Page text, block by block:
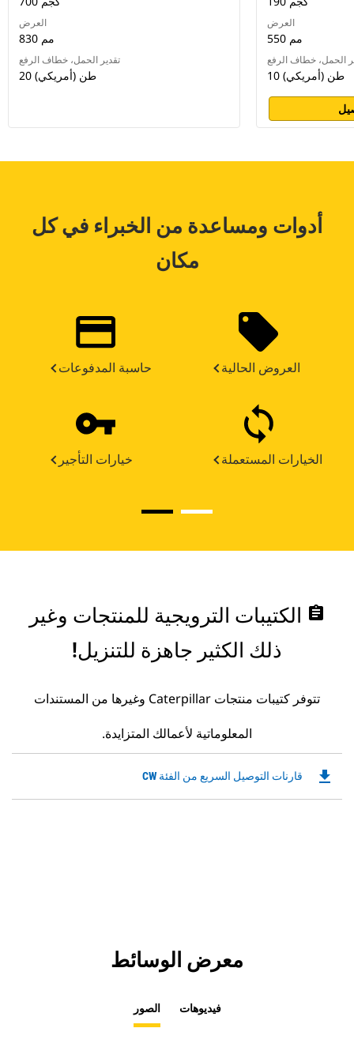
العرض
830 مم
تقدير الحمل، خطاف الرفع
20 طن (أمريكي)
العرض
550 مم
الحمل، خطاف الرفع
10 طن (أمريكي)
أدوات ومساعدة من الخبراء في كل
مكان
حاسبة المدفوعات العروض الحالية
خيارات التأجير الخيارات المستعملة
assignment الكتيبات الترويجية للمنتجات وغير
ذلك الكثير جاهزة للتنزيل!
تتوفر كتيبات منتجات Caterpillar وغيرها من المستندات
المعلوماتية لأعمالك المتزايدة.
قارنات التوصيل السريع من الفئة CWDownloadable
file_download
معرض الوسائط
الصور فيديوهات